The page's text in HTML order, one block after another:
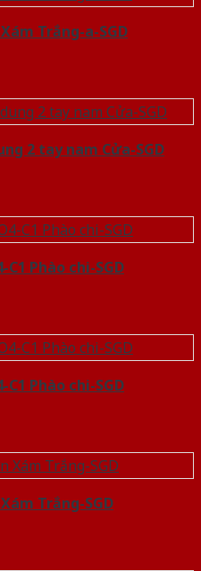
Trắng-a-SGD
2 tay nam Cửa-SGD
C1 Phào chi-SGD
C1 Phào chi-SGD
Trắng-SGD